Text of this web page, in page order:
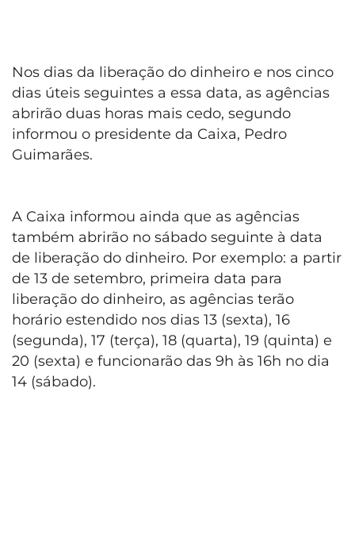
Nos dias da liberação do dinheiro e nos cinco
dias úteis seguintes a essa data, as agências
abrirão duas horas mais cedo, segundo
informou o presidente da Caixa, Pedro
Guimarães.
A Caixa informou ainda que as agências
também abrirão no sábado seguinte à data
de liberação do dinheiro. Por exemplo: a partir
de 13 de setembro, primeira data para
liberação do dinheiro, as agências terão
horário estendido nos dias 13 (sexta), 16
(segunda), 17 (terça), 18 (quarta), 19 (quinta) e
20 (sexta) e funcionarão das 9h às 16h no dia
14 (sábado).